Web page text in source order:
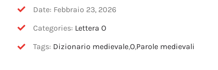
OFF TOPIC
CONTATTI
Date: Febbraio 23, 2026
Categories: Lettera O
Tags: Dizionario medievale,O,Parole medievali